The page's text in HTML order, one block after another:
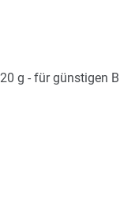
g - für günstigen